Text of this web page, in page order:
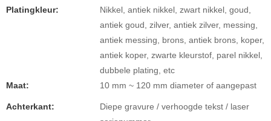
Platingkleur:
Nikkel, antiek nikkel, zwart nikkel, goud,
antiek goud, zilver, antiek zilver, messing,
antiek messing, brons, antiek brons, koper,
antiek koper, zwarte kleurstof, parel nikkel,
dubbele plating, etc
Maat:
10 mm ~ 120 mm diameter of aangepast
Achterkant:
Diepe gravure / verhoogde tekst / laser